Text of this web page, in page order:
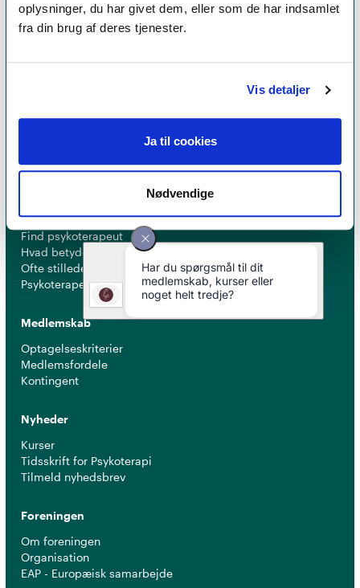
oplysninger, du har givet dem, eller som de har indsamlet
fra din brug af deres tjenester.
Vis detaljer
Ja til cookies
Nødvendige
Et medlemskab af Dansk Psykoterapeutforening
er et kvalitetsstempel. Alle vores medlemmer skal
erfaring for at få lov til at kalde sigpsykoterapeut
Find psykoterapeut
Hvad betyder titlen 'psykoterapeut MPF' ?
Ofte stillede spørgsmål
Psykoterapeuter nær dig
Medlemskab
Optagelseskriterier
Medlemsfordele
Kontingent
Nyheder
Kurser
Tidsskrift for Psykoterapi
Tilmeld nyhedsbrev
Foreningen
Om foreningen
Organisation
EAP - Europæisk samarbejde